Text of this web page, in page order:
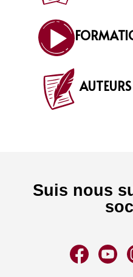
AUTEURS
Suis nous